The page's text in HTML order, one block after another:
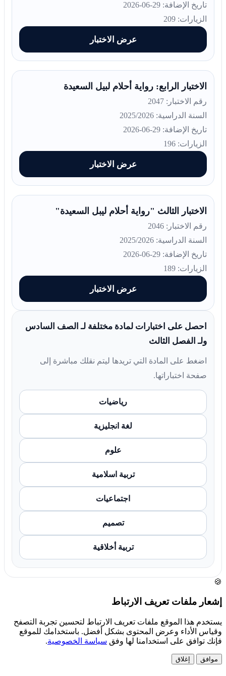
تاريخ الإضافة: 29-06-2026
الزيارات: 209
عرض الاختبار
الاختبار الرابع: رواية أحلام لبيل السعيدة
رقم الاختبار: 2047
السنة الدراسية: 2025/2026
تاريخ الإضافة: 29-06-2026
الزيارات: 196
عرض الاختبار
الاختبار الثالث "رواية أحلام ليبل السعيدة"
رقم الاختبار: 2046
السنة الدراسية: 2025/2026
تاريخ الإضافة: 29-06-2026
الزيارات: 189
عرض الاختبار
احصل على اختبارات لمادة مختلفة لـ الصف السادس
ولـ الفصل الثالث
اضغط على المادة التي تريدها ليتم نقلك مباشرة إلى
صفحة اختباراتها.
رياضيات
لغة انجليزية
علوم
تربية اسلامية
اجتماعيات
تصميم
تربية أخلاقية
🍪
إشعار ملفات تعريف الارتباط
يستخدم هذا الموقع ملفات تعريف الارتباط لتحسين تجربة التصفح
وقياس الأداء وعرض المحتوى بشكل أفضل. باستخدامك للموقع
فإنك توافق على استخدامنا لها وفق سياسة الخصوصية.
موافق إغلاق